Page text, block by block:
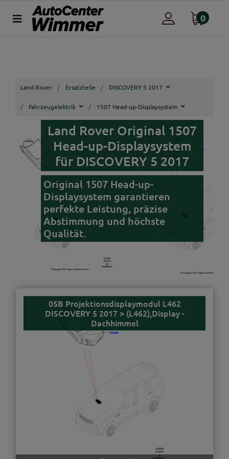
0
Land Rover Ersatzteile DISCOVERY 5 2017
Fahrzeugelektrik 1507 Head-up-Displaysystem
Land Rover Original 1507
Head-up-Displaysystem
für DISCOVERY 5 2017
Original 1507 Head-up-
Displaysystem garantieren
perfekte Leistung, präzise
Abstimmung und höchste
Qualität.
05B Projektionsdisplaymodul L462
DISCOVERY 5 2017 > (L462),Display -
Dachhimmel